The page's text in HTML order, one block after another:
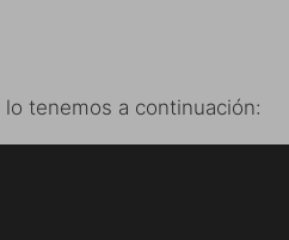
lo tenemos a continuación: